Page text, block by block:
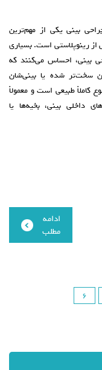
بینی یکی از مهم‌ترین
رینوپلاستی است. بسیاری
بینی، احساس می‌کنند که
سخت‌تر شده یا بینی‌شان
کاملاً طبیعی است و معمولاً
داخلی بینی، بخیه‌ها یا
ادامه
مطلب
6